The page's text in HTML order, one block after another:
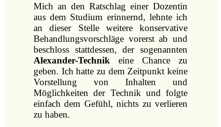
Mich an den Ratschlag einer Dozentin
aus dem Studium erinnernd, lehnte ich
an dieser Stelle weitere konservative
Behandlungsvorschläge vorerst ab und
beschloss stattdessen, der sogenannten
Alexander-Technik eine Chance zu
geben. Ich hatte zu dem Zeitpunkt keine
Vorstellung von Inhalten und
Möglichkeiten der Technik und folgte
einfach dem Gefühl, nichts zu verlieren
zu haben.